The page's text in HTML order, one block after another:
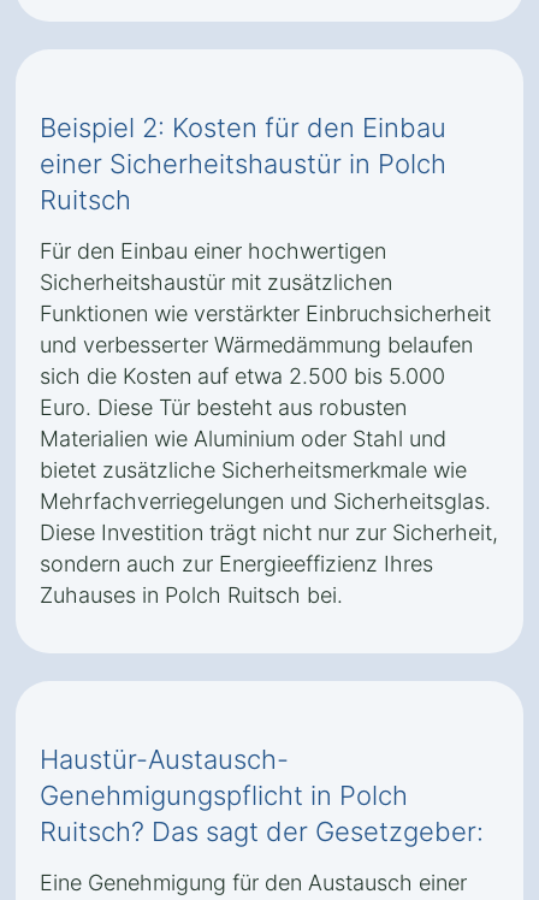
Beispiel 2: Kosten für den Einbau
einer Sicherheitshaustür in Polch
Ruitsch
Für den Einbau einer hochwertigen
Sicherheitshaustür mit zusätzlichen
Funktionen wie verstärkter Einbruchsicherheit
und verbesserter Wärmedämmung belaufen
sich die Kosten auf etwa 2.500 bis 5.000
Euro. Diese Tür besteht aus robusten
Materialien wie Aluminium oder Stahl und
bietet zusätzliche Sicherheitsmerkmale wie
Mehrfachverriegelungen und Sicherheitsglas.
Diese Investition trägt nicht nur zur Sicherheit,
sondern auch zur Energieeffizienz Ihres
Zuhauses in Polch Ruitsch bei.
Haustür-Austausch-
Genehmigungspflicht in Polch
Ruitsch? Das sagt der Gesetzgeber:
Eine Genehmigung für den Austausch einer